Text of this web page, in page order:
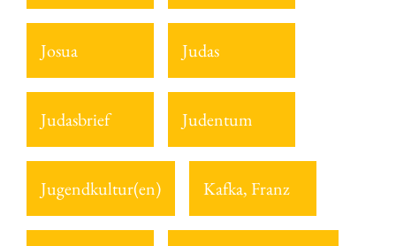
Josua Judas
Judasbrief Judentum
Jugendkultur(en) Kafka, Franz